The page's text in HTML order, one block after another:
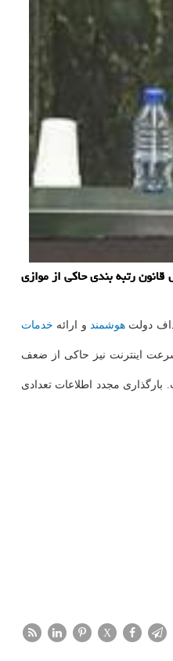
رتبه بندی حاکی از موازی
دولتهوشمند و ارائه خدمات
حوزه فناوری است. طبق فاکتورهای رشد در سال ۲۰۲۰، سه پله تنزل داشتیم که سرعت اینترنت نیز حاکی از ضعف
برخی از آنها بصورت برخط درآمده است. بارگذاری مجدد اطلاعات تعدادی
X